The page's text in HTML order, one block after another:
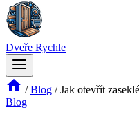
Dveře Rychle
/ Blog / Jak otevřít
Blog